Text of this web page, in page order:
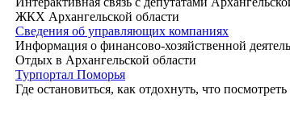
ЖКХ Архангельской области
Сведения об управляющих компаниях
Информация о финансово-хозяйственной
Отдых в Архангельской области
Турпортал Поморья
Где остановиться, как отдохнуть, что посмотреть